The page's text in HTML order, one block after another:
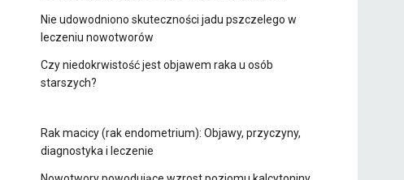
Nie udowodniono skuteczności jadu pszczelego w
leczeniu nowotworów
Czy niedokrwistość jest objawem raka u osób
starszych?
Rak macicy (rak endometrium): Objawy, przyczyny,
diagnostyka i leczenie